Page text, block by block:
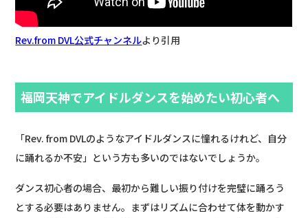
Rev.from DVL公式チャンネルより引用
福岡天神でアイドルダンスを始めたい初心者へ
「Rev. from DVLのようなアイドルダンスに憧れるけれど、自分
に踊れるか不安」という方も多いのではないでしょうか。
ダンス初心者の場合、最初から難しい振り付けを完璧に踊ろう
とする必要はありません。まずはリズムに合わせて体を動かす